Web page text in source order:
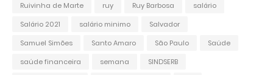
Ruivinha de Marte
ruy Ruy Barbosa
salário
Salário 2021
salário minimo
Salvador
Samuel Simões
Santo Amaro São Paulo
Saúde
saúde financeira
semana
SINDSERB